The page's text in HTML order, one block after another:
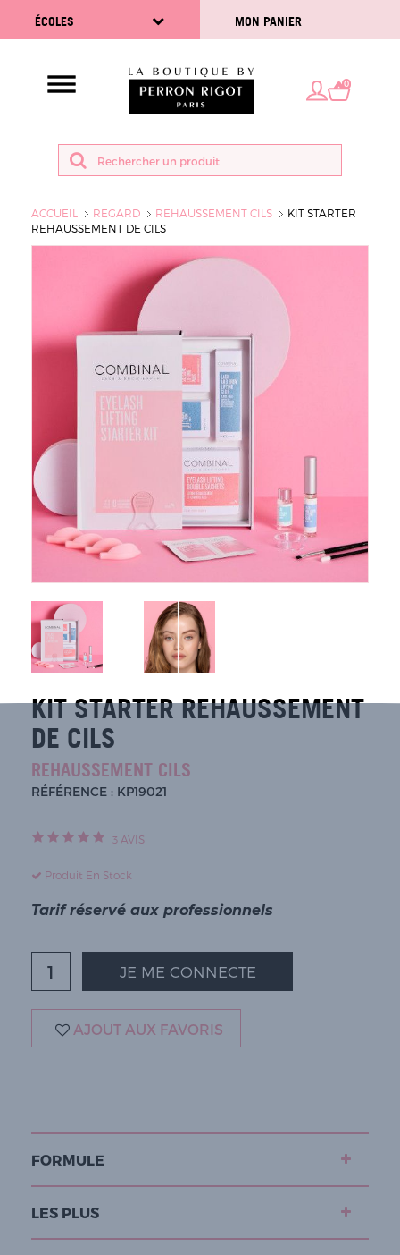
ÉCOLES MON PANIER
0
ACCUEIL REGARD REHAUSSEMENT CILS
KIT STARTER
REHAUSSEMENT DE CILS
KIT STARTER REHAUSSEMENT
DE CILS
REHAUSSEMENT CILS
RÉFÉRENCE : KP19021
3 AVIS
Produit En Stock
Tarif réservé aux professionnels
JE ME CONNECTE
AJOUT AUX FAVORIS
FORMULE
LES PLUS